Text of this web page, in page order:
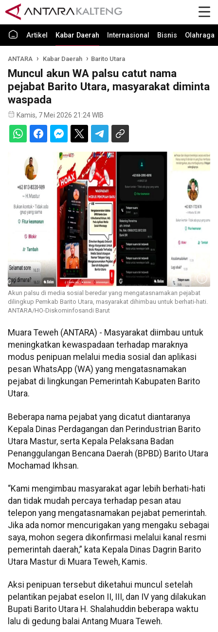
Artikel Kabar Daerah Internasional Bisnis Olahraga
ANTARA Kabar Daerah Barito Utara
Muncul akun WA palsu catut nama
pejabat Barito Utara, masyarakat diminta
waspada
Kamis, 7 Mei 2026 21:24 WIB
Akun palsu di media sosial beredar yang mengatasnamakan pejabat
dilingkup Pemkab Barito Utara, masyarakat dihimbau untuk berhati-hati.
ANTARA/HO-Diskominfosandi Barut
Muara Teweh (ANTARA) - Masyarakat diimbau untuk
meningkatkan kewaspadaan terhadap maraknya
modus penipuan melalui media sosial dan aplikasi
pesan WhatsApp (WA) yang mengatasnamakan
pejabat di lingkungan Pemerintah Kabupaten Barito
Utara.
Beberapa nama pejabat yang dicatut diantaranya
Kepala Dinas Perdagangan dan Perindustrian Barito
Utara Mastur, serta Kepala Pelaksana Badan
Penanggulangan Bencana Daerah (BPBD) Barito Utara
Mochamad Ikhsan.
“Kami mengimbau masyarakat agar lebih berhati-hati
dan tidak mudah percaya terhadap pesan atau
telepon yang mengatasnamakan pejabat pemerintah.
Jika ada nomor mencurigakan yang mengaku sebagai
saya, mohon segera dikonfirmasi melalui kanal resmi
pemerintah daerah,” kata Kepala Dinas Dagrin Barito
Utara Mastur di Muara Teweh, Kamis.
Aksi penipuan tersebut diketahui muncul setelah
pelantikan pejabat eselon II, III, dan IV yang dilakukan
Bupati Barito Utara H. Shalahuddin beberapa waktu
lalu di gedung balai Antang Muara Teweh.